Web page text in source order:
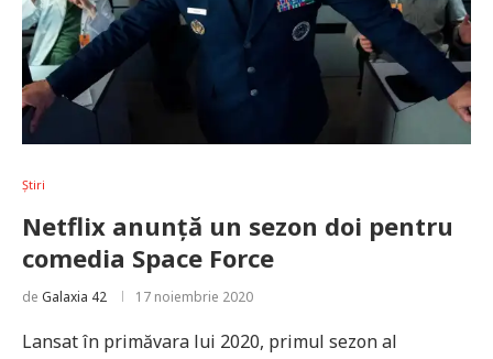
Știri
Netflix anunță un sezon doi pentru
comedia Space Force
de Galaxia 42 17 noiembrie 2020
Lansat în primăvara lui 2020, primul sezon al